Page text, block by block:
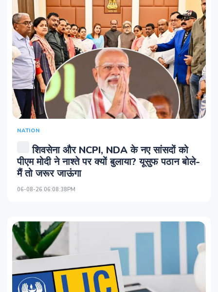
NATION
शिवसेना और NCPI, NDA के नए सांसदों को
पीएम मोदी ने नाश्ते पर क्यों बुलाया? यूसुफ पठान बोले-
मैं तो जरूर जाऊंगा
06-08-26 06:08:38PM